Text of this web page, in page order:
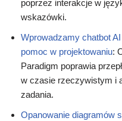
poprzez interakcje w
wskazówki.
Wprowadzamy chatbot
pomoc w projektowaniu:
Paradigm poprawia
w czasie rzeczywistym i
zadania.
Opanowanie diagramów